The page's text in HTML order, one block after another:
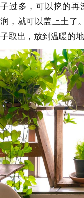
子过多，可以挖的再
润，就可以盖上土了
子取出，放到温暖的地